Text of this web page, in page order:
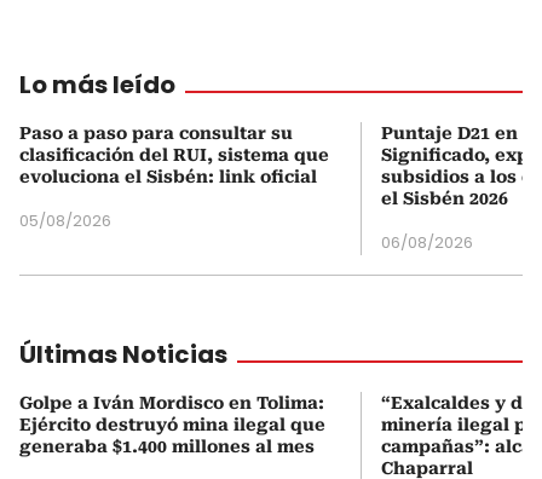
Lo más leído
Paso a paso para consultar su
clasificación del RUI, sistema que
evoluciona el Sisbén: link oficial
05/08/2026
Puntaje D21 en
Significado,
subsidios a los
el Sisbén 2026
06/08/2026
Últimas Noticias
Golpe a Iván Mordisco en Tolima:
Ejército destruyó mina ilegal que
generaba $1.400 millones al mes
“Exalcaldes y
minería ilegal
campañas”:
Chaparral